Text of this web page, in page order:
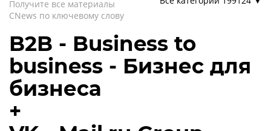
Получите все материалы
CNews по ключевому слову
B2B - Business to
business - Бизнес для
бизнеса
+